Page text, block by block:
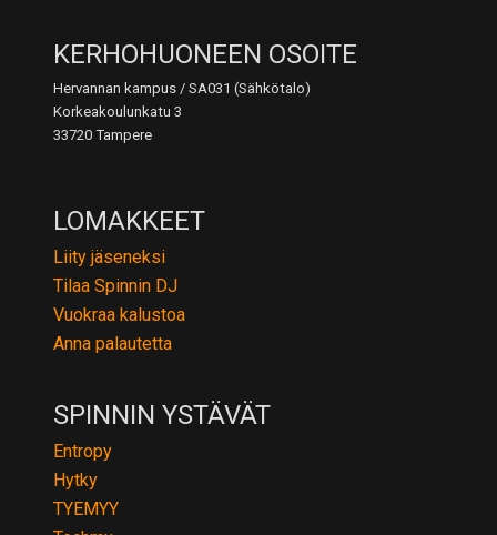
KERHOHUONEEN OSOITE
Hervannan kampus / SA031 (Sähkötalo)
Korkeakoulunkatu 3
33720 Tampere
LOMAKKEET
Liity jäseneksi
Tilaa Spinnin DJ
Vuokraa kalustoa
Anna palautetta
SPINNIN YSTÄVÄT
Entropy
Hytky
TYEMYY